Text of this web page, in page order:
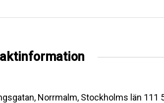
Norrmalm, Stockholms län 111